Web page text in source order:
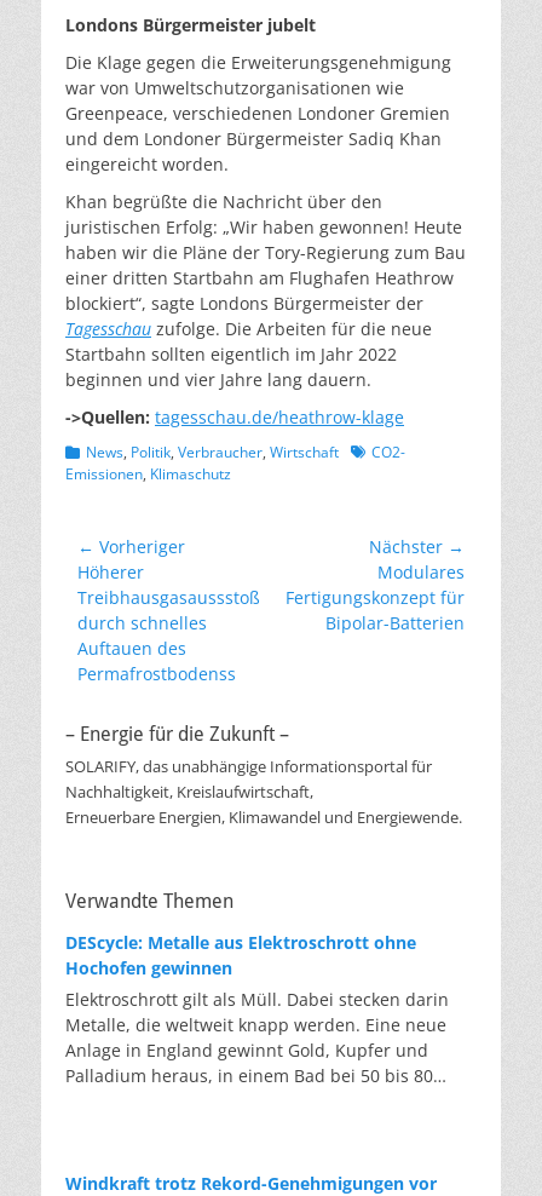
Londons Bürgermeister jubelt
Die Klage gegen die Erweiterungsgenehmigung
war von Umweltschutzorganisationen wie
Greenpeace, verschiedenen Londoner Gremien
und dem Londoner Bürgermeister Sadiq Khan
eingereicht worden.
Khan begrüßte die Nachricht über den
juristischen Erfolg: „Wir haben gewonnen! Heute
haben wir die Pläne der Tory-Regierung zum Bau
einer dritten Startbahn am Flughafen Heathrow
blockiert“, sagte Londons Bürgermeister der
Tagesschau zufolge. Die Arbeiten für die neue
Startbahn sollten eigentlich im Jahr 2022
beginnen und vier Jahre lang dauern.
->Quellen: tagesschau.de/heathrow-klage
Kategorien
News, Politik, Verbraucher, Wirtschaft Schlagworte
CO2-
Emissionen, Klimaschutz
Beitragsnavigation
← Vorheriger
Vorheriger
Beitrag:
Höherer
Treibhausgasaussstoß
durch schnelles
Auftauen des
Permafrostbodenss
Nächster →
Beitrag:
Modulares
Fertigungskonzept für
Bipolar-Batterien
– Energie für die Zukunft –
SOLARIFY, das unabhängige Informationsportal für
Nachhaltigkeit, Kreislaufwirtschaft,
Erneuerbare Energien, Klimawandel und Energiewende.
Verwandte Themen
DEScycle: Metalle aus Elektroschrott ohne
Hochofen gewinnen
Elektroschrott gilt als Müll. Dabei stecken darin
Metalle, die weltweit knapp werden. Eine neue
Anlage in England gewinnt Gold, Kupfer und
Palladium heraus, in einem Bad bei 50 bis 80
tausend Grad ein. Energieintensiv und nur im
Windkraft trotz Rekord-Genehmigungen vor